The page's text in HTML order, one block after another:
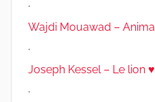
.
Wajdi Mouawad – Anima
.
Joseph Kessel – Le lion ♥
.